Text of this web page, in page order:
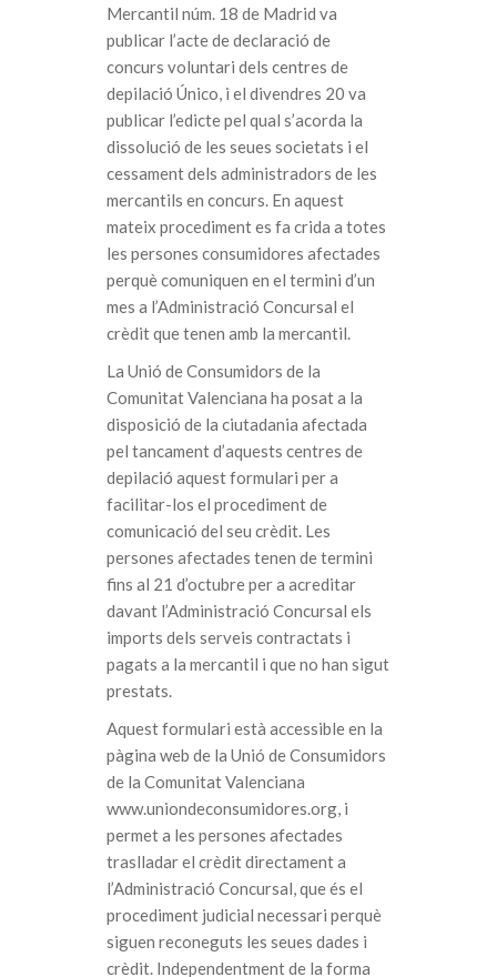
Mercantil núm. 18 de Madrid va
publicar l’acte de declaració de
concurs voluntari dels centres de
depilació Único, i el divendres 20 va
publicar l’edicte pel qual s’acorda la
dissolució de les seues societats i el
cessament dels administradors de les
mercantils en concurs. En aquest
mateix procediment es fa crida a totes
les persones consumidores afectades
perquè comuniquen en el termini d’un
mes a l’Administració Concursal el
crèdit que tenen amb la mercantil.
La Unió de Consumidors de la
Comunitat Valenciana ha posat a la
disposició de la ciutadania afectada
pel tancament d’aquests centres de
depilació aquest formulari per a
facilitar-los el procediment de
comunicació del seu crèdit. Les
persones afectades tenen de termini
fins al 21 d’octubre per a acreditar
davant l’Administració Concursal els
imports dels serveis contractats i
pagats a la mercantil i que no han sigut
prestats.
Aquest formulari està accessible en la
pàgina web de la Unió de Consumidors
de la Comunitat Valenciana
www.uniondeconsumidores.org, i
permet a les persones afectades
traslladar el crèdit directament a
l’Administració Concursal, que és el
procediment judicial necessari perquè
siguen reconeguts les seues dades i
crèdit. Independentment de la forma